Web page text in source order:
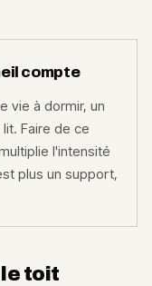
compte
vie à dormir, un
Faire de ce
l'intensité
plus un support,
le toit